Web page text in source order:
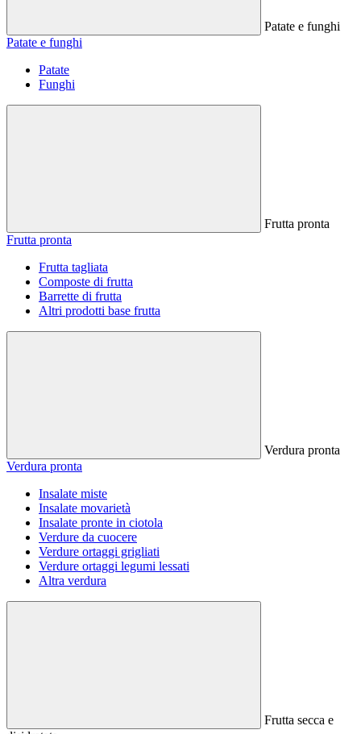
Patate e funghi
Patate e funghi
Patate
Funghi
Frutta pronta
Frutta pronta
Frutta tagliata
Composte di frutta
Barrette di frutta
Altri prodotti base frutta
Verdura pronta
Verdura pronta
Insalate miste
Insalate movarietà
Insalate pronte in ciotola
Verdure da cuocere
Verdure ortaggi grigliati
Verdure ortaggi legumi lessati
Altra verdura
Frutta secca e